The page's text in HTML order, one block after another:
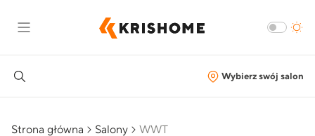
Wybierz swój salon
Strona główna Salony WWT